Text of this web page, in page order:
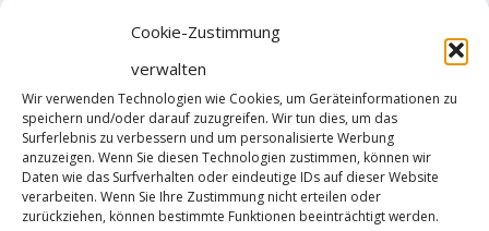
Cookie-Zustimmung
verwalten
Wir verwenden Technologien wie Cookies, um Geräteinformationen zu
speichern und/oder darauf zuzugreifen. Wir tun dies, um das
Surferlebnis zu verbessern und um personalisierte Werbung
anzuzeigen. Wenn Sie diesen Technologien zustimmen, können wir
Daten wie das Surfverhalten oder eindeutige IDs auf dieser Website
verarbeiten. Wenn Sie Ihre Zustimmung nicht erteilen oder
zurückziehen, können bestimmte Funktionen beeinträchtigt werden.
ALPEN ‑ TO GO!? - Ein
Dokumentarfilm von Ortovox